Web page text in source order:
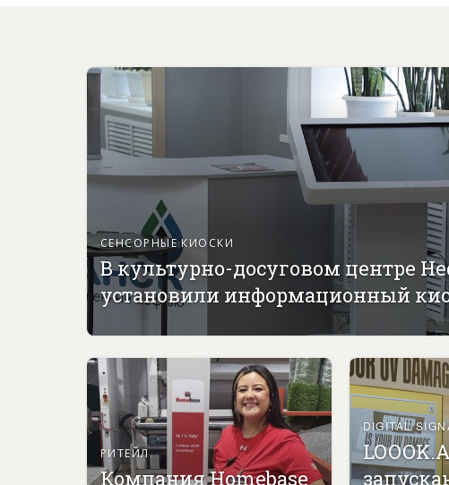
СЕНСОРНЫЕ КИОСКИ
В культурно-досуговом центре
установили информационный
РИТЕЙЛ
Компания Homebase
DIGITAL